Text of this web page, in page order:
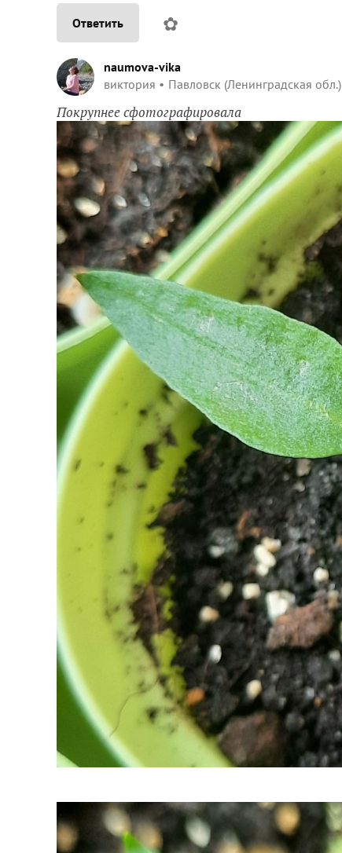
Ответить ✿
naumova-vika
виктория
Павловск (Ленинградская обл.)
Покрупнее сфотографировала